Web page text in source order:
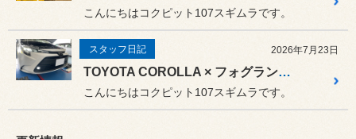
こんにちはコクピット107スギムラです。
スタッフ日記 2026年7月23日
TOYOTA COROLLA × フォグランプ追加
こんにちはコクピット107スギムラです。